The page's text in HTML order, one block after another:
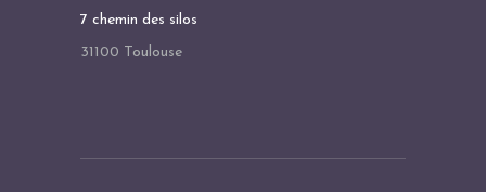
7 chemin des silos
31100 Toulouse